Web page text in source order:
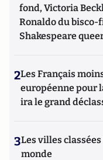
fond, Victoria
Ronaldo du bisco-
Shakespeare
2Les Français
européenne pour
ira le grand
3Les villes
monde